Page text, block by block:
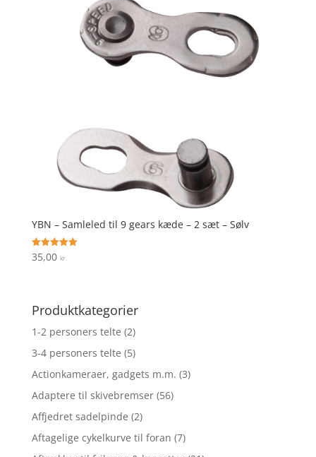
YBN – Samleled til 9 gears kæde – 2 sæt – Sølv
Vurderet
5
35,00 kr.
Produktkategorier
1-2 personers telte (2)
3-4 personers telte (5)
Actionkameraer, gadgets m.m. (3)
Adaptere til skivebremser (56)
Affjedret sadelpinde (2)
Aftagelige cykelkurve til foran (7)